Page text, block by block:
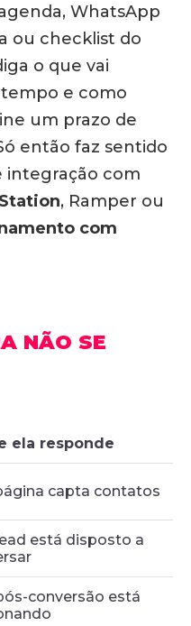
WhatsApp
ou checklist do
o que vai
e como
um prazo de
então faz sentido
integração com
, Ramper ou
com
NÃO SE
ela responde
capta contatos
está disposto a
conversão está